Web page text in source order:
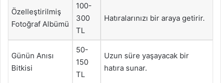
Özelleştirilmiş
Fotoğraf Albümü
100-
300
TL
Hatıralarınızı bir araya getirir.
Günün Anısı
Bitkisi
50-
150
TL
Uzun süre yaşayacak bir
hatıra sunar.